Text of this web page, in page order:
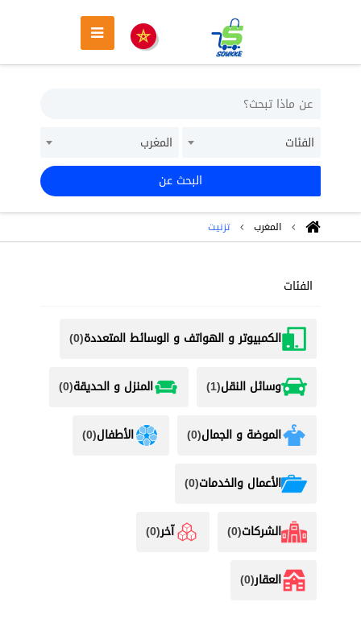
الفئات
المغرب
البحث عن
المغرب تزنيت
الفئات
الكمبيوتر و الهواتف و الوسائط المتعددة(0)
وسائل النقل(1) المنزل و الحديقة(0)
الموضة و الجمال(0) الأطفال(0)
اﻷعمال والخدمات(0)
الشركات(0) آخر(0)
العقار(0)